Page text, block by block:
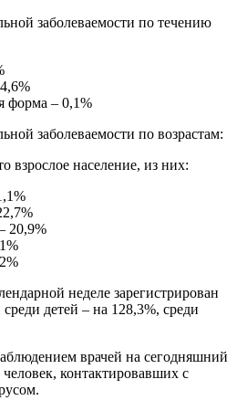
заболеваемости по течению
форма – 0,1%
заболеваемости по возрастам:
взрослое население, из них:
20,9%
неделе зарегистрирован
среди детей – на 128,3%, среди
врачей на сегодняшний
человек, контактировавших с